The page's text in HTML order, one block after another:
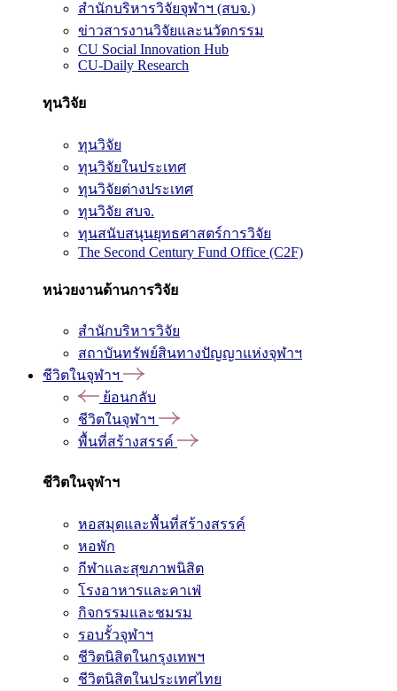
สำนักบริหารวิจัยจุฬาฯ (สบจ.)
ข่าวสารงานวิจัยและนวัตกรรม
CU Social Innovation Hub
CU-Daily Research
ทุนวิจัย
ทุนวิจัย
ทุนวิจัยในประเทศ
ทุนวิจัยต่างประเทศ
ทุนวิจัย สบจ.
ทุนสนับสนุนยุทธศาสตร์การวิจัย
The Second Century Fund Office (C2F)
หน่วยงานด้านการวิจัย
สำนักบริหารวิจัย
สถาบันทรัพย์สินทางปัญญาแห่งจุฬาฯ
ชีวิตในจุฬาฯ
ย้อนกลับ
ชีวิตในจุฬาฯ
พื้นที่สร้างสรรค์
ชีวิตในจุฬาฯ
หอสมุดและพื้นที่สร้างสรรค์
หอพัก
กีฬาและสุขภาพนิสิต
โรงอาหารและคาเฟ่
กิจกรรมและชมรม
รอบรั้วจุฬาฯ
ชีวิตนิสิตในกรุงเทพฯ
ชีวิตนิสิตในประเทศไทย